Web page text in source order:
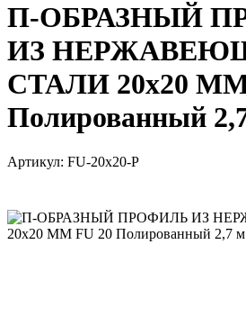
П-ОБРАЗНЫЙ
ИЗ
СТАЛИ 20x20 ММ
Полированный
Артикул: FU-20x20-P